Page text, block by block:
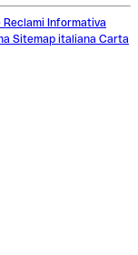
Reclami Informativa
Sitemap italiana Carta